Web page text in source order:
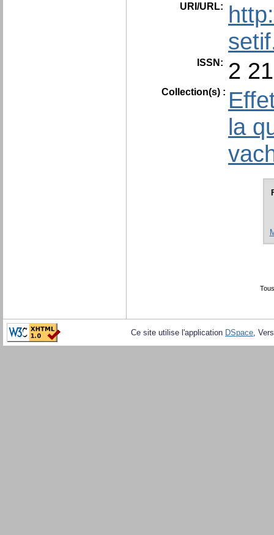
URI/URL:
ISSN: 2
Collection(s) :
la
Ce site utilise l'application DSpace,